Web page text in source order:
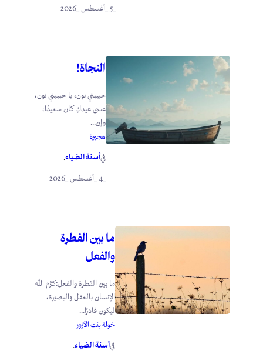
_5 _أغسطس _2026
النجاة!
حبيبتي نون، يا حبيبتي نون،
عسى عيدكِ كان سعيدًا،
وإن...
هجيرة
فيأسنة الضياء.
ما بين الفطرة
والفعل
ما بين الفطرة والفعل:كرَّم الله
الإنسان بالعقل والبصيرة،
ليكون قادرًا...
خولة بنت الأزور
فيأسنة الضياء.